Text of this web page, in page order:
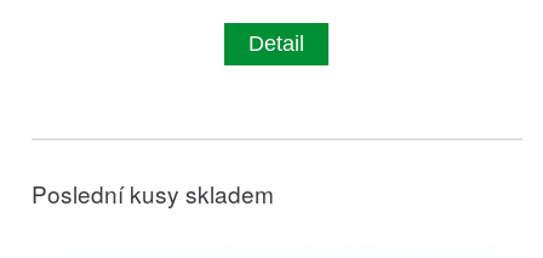
Detail
Poslední kusy skladem